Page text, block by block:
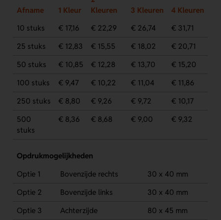
Afname 1 Kleur
Kleuren
3 Kleuren
4 Kleuren
10 stuks
€ 17,16 € 22,29 € 26,74
€ 31,71
25 stuks
€ 12,83 € 15,55 € 18,02
€ 20,71
50 stuks
€ 10,85 € 12,28 € 13,70
€ 15,20
100 stuks
€ 9,47 € 10,22 € 11,04
€ 11,86
250 stuks
€ 8,80 € 9,26 € 9,72
€ 10,17
500
stuks
€ 8,36 € 8,68 € 9,00 € 9,32
Opdrukmogelijkheden
Optie 1
Bovenzijde rechts
30 x 40 mm
Optie 2
Bovenzijde links
30 x 40 mm
Optie 3
Achterzijde 80 x 45 mm